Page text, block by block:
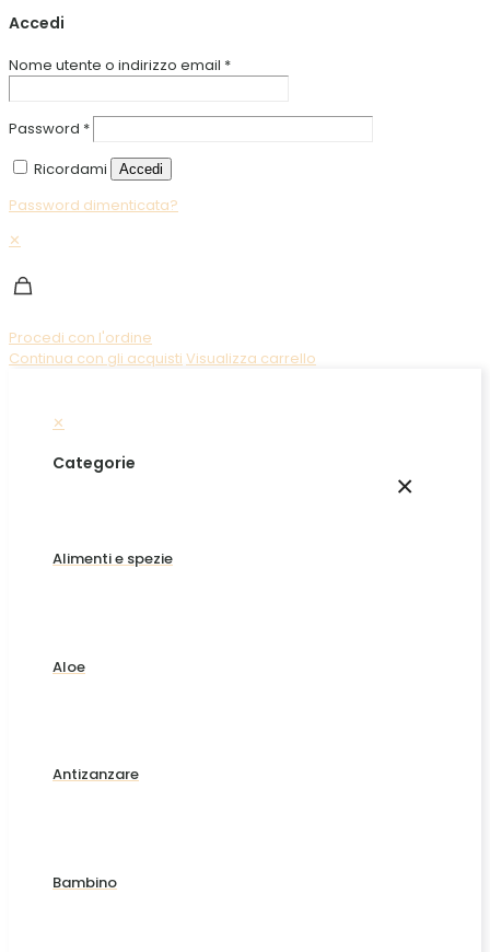
Accedi
Nome utente o indirizzo email *
Password *
Ricordami
Accedi
Password dimenticata?
✕
Procedi con l'ordine
Continua con gli acquisti Visualizza carrello
✕
×
Categorie
Alimenti e spezie
Aloe
Antizanzare
Bambino